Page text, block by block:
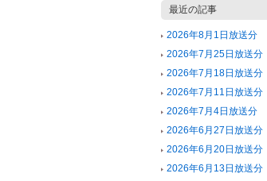
最近の記事
2026年8月1日放送分
2026年7月25日放送分
2026年7月18日放送分
2026年7月11日放送分
2026年7月4日放送分
2026年6月27日放送分
2026年6月20日放送分
2026年6月13日放送分